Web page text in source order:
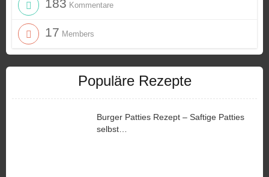
183 Kommentare
17 Members
Populäre Rezepte
Burger Patties Rezept – Saftige Patties
selbst…